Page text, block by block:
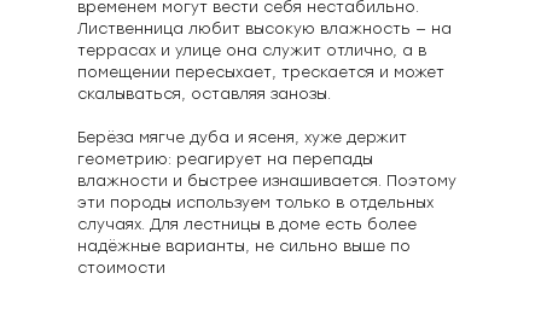
временем могут вести себя нестабильно.
Лиственница любит высокую влажность — на
террасах и улице она служит отлично, а в
помещении пересыхает, трескается и может
скалываться, оставляя занозы.
Берёза мягче дуба и ясеня, хуже держит
геометрию: реагирует на перепады
влажности и быстрее изнашивается. Поэтому
эти породы используем только в отдельных
случаях. Для лестницы в доме есть более
надёжные варианты, не сильно выше по
стоимости